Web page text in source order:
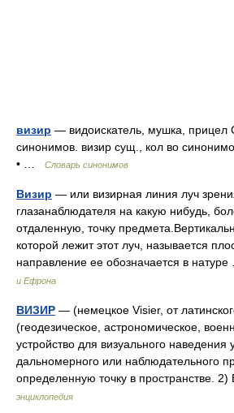
визир — видоискатель, мушка, прицел
синонимов. визир сущ., кол во
• …
Словарь синонимов
Визир — или визирная линия луч
глазанаблюдателя на какую нибудь,
отдаленную, точку
которой лежит этот луч, называется
направление ее обозначается в
и Ефрона
ВИЗИР — (немецкое Visier, от
(геодезическое, астрономическое,
устройство для визуального наведения
дальномерного или наблюдательного
определенную точку в пространстве.
энциклопедия